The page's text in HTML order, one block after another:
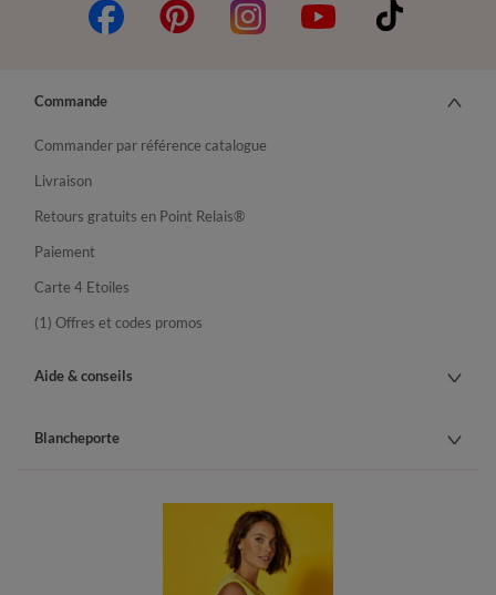
Commande
Commander par référence catalogue
Livraison
Retours gratuits en Point Relais®
Paiement
Carte 4 Etoiles
(1) Offres et codes promos
Aide & conseils
Blancheporte